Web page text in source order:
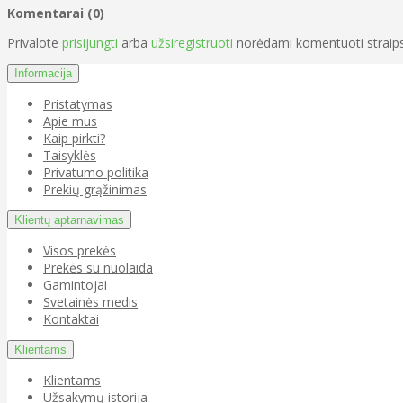
Komentarai (0)
Privalote prisijungti arba užsiregistruoti norėdami komentuoti
Informacija
Pristatymas
Apie mus
Kaip pirkti?
Taisyklės
Privatumo politika
Prekių grąžinimas
Klientų aptarnavimas
Visos prekės
Prekės su nuolaida
Gamintojai
Svetainės medis
Kontaktai
Klientams
Klientams
Užsakymų istorija